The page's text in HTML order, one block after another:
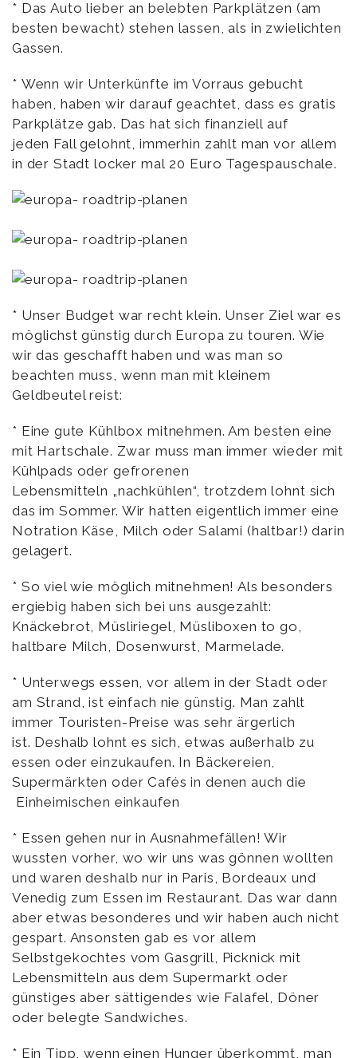
* Das Auto lieber an belebten Parkplätzen (am
besten bewacht) stehen lassen, als in zwielichten
Gassen.
* Wenn wir Unterkünfte im Vorraus gebucht
haben, haben wir darauf geachtet, dass es gratis
Parkplätze gab. Das hat sich finanziell auf
jeden Fall gelohnt, immerhin zahlt man vor allem
in der Stadt locker mal 20 Euro Tagespauschale.
* Unser Budget war recht klein. Unser Ziel war es
möglichst günstig durch Europa zu touren. Wie
wir das geschafft haben und was man so
beachten muss, wenn man mit kleinem
Geldbeutel reist:
* Eine gute Kühlbox mitnehmen. Am besten eine
mit Hartschale. Zwar muss man immer wieder mit
Kühlpads oder gefrorenen
Lebensmitteln „nachkühlen“, trotzdem lohnt sich
das im Sommer. Wir hatten eigentlich immer eine
Notration Käse, Milch oder Salami (haltbar!) darin
gelagert.
* So viel wie möglich mitnehmen! Als besonders
ergiebig haben sich bei uns ausgezahlt:
Knäckebrot, Müsliriegel, Müsliboxen to go,
haltbare Milch, Dosenwurst, Marmelade.
* Unterwegs essen, vor allem in der Stadt oder
am Strand, ist einfach nie günstig. Man zahlt
immer Touristen-Preise was sehr ärgerlich
ist. Deshalb lohnt es sich, etwas außerhalb zu
essen oder einzukaufen. In Bäckereien,
Supermärkten oder Cafés in denen auch die
Einheimischen einkaufen
* Essen gehen nur in Ausnahmefällen! Wir
wussten vorher, wo wir uns was gönnen wollten
und waren deshalb nur in Paris, Bordeaux und
Venedig zum Essen im Restaurant. Das war dann
aber etwas besonderes und wir haben auch nicht
gespart. Ansonsten gab es vor allem
Selbstgekochtes vom Gasgrill, Picknick mit
Lebensmitteln aus dem Supermarkt oder
günstiges aber sättigendes wie Falafel, Döner
oder belegte Sandwiches.
* Ein Tipp, wenn einen Hunger überkommt, man